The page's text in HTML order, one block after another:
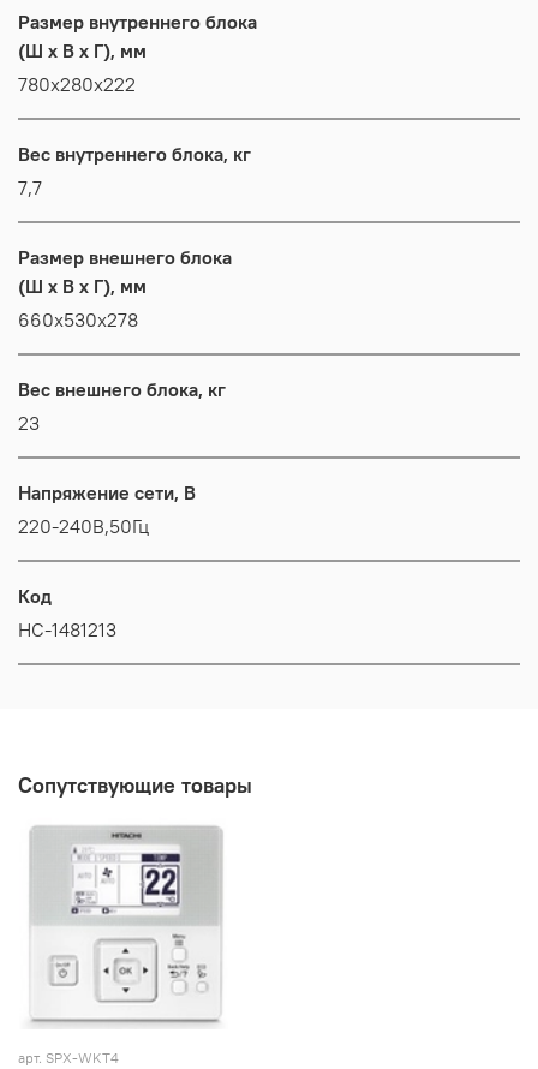
Размер внутреннего блока
(Ш x В x Г), мм
780x280x222
Вес внутреннего блока, кг
7,7
Размер внешнего блока
(Ш x В x Г), мм
660x530x278
Вес внешнего блока, кг
23
Напряжение сети, В
220-240В,50Гц
Код
НС-1481213
Сопутствующие товары
арт. SPX-WKT4